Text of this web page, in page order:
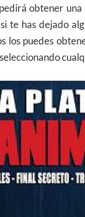
obtener
te has dejado
los puedes